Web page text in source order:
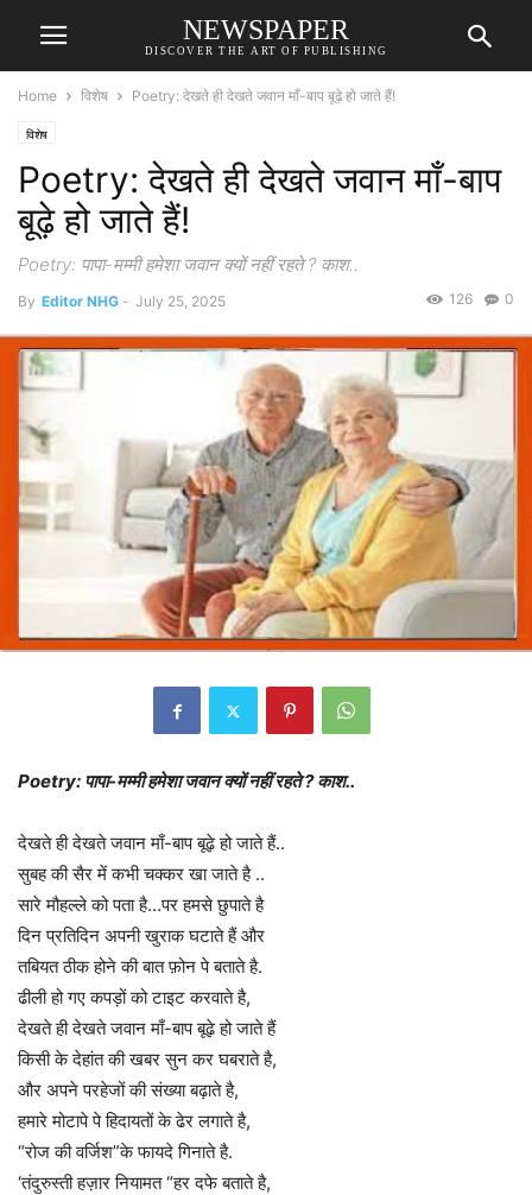
NEWSPAPER
DISCOVER THE ART OF PUBLISHING
Home विशेष Poetry: देखते ही देखते जवान माँ-बाप बूढ़े हो जाते हैं!
विशेष
Poetry: देखते ही देखते जवान माँ-बाप
बूढ़े हो जाते हैं!
Poetry: पापा-मम्मी हमेशा जवान क्यों नहीं रहते ? काश..
By Editor NHG - July 25, 2025 0
126
Poetry: पापा-मम्मी हमेशा जवान क्यों नहीं रहते ? काश..
देखते ही देखते जवान माँ-बाप बूढ़े हो जाते हैं..
सुबह की सैर में कभी चक्कर खा जाते है ..
सारे मौहल्ले को पता है…पर हमसे छुपाते है
दिन प्रतिदिन अपनी खुराक घटाते हैं और
तबियत ठीक होने की बात फ़ोन पे बताते है.
ढीली हो गए कपड़ों को टाइट करवाते है,
देखते ही देखते जवान माँ-बाप बूढ़े हो जाते हैं
किसी के देहांत की खबर सुन कर घबराते है,
और अपने परहेजों की संख्या बढ़ाते है,
हमारे मोटापे पे हिदायतों के ढेर लगाते है,
“रोज की वर्जिश”के फायदे गिनाते है.
‘तंदुरुस्ती हज़ार नियामत “हर दफे बताते है,